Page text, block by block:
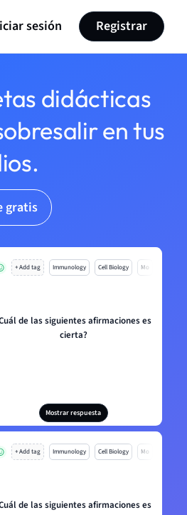
sesión Registrar
didácticas
en tus
gratis
+ Add tag Immunology Cell Biology Mo
de las siguientes afirmaciones es
cierta?
Mostrar respuesta
+ Add tag Immunology Cell Biology Mo
de las siguientes afirmaciones es